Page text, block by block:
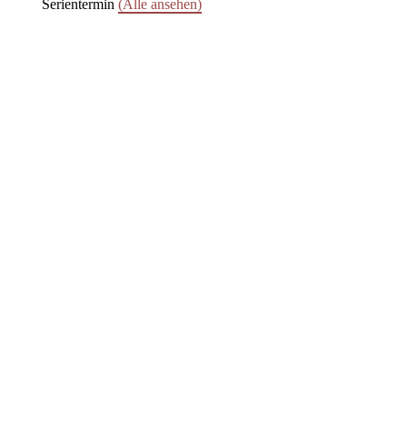
Serientermin (Alle ansehen)